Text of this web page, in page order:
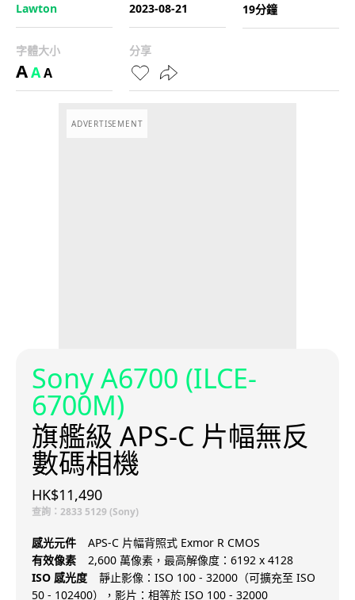
Lawton
2023-08-21
19分鐘
字體大小
AAA
分享
ADVERTISEMENT
Sony A6700 (ILCE-
6700M)
旗艦級 APS-C 片幅無反
數碼相機
HK$11,490
查詢：2833 5129 (Sony)
感光元件
APS-C 片幅背照式 Exmor R CMOS
有效像素
2,600 萬像素，最高解像度：6192 x 4128
ISO 感光度
靜止影像：ISO 100 - 32000（可擴充至 ISO
50 - 102400），影片：相等於 ISO 100 - 32000